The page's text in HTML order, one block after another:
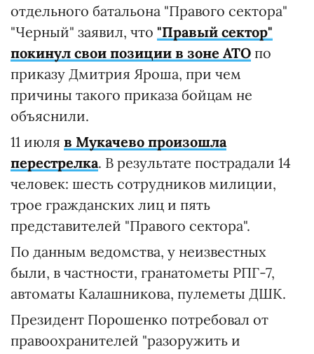
отдельного батальона "Правого сектора"
"Черный" заявил, что "Правый сектор"
покинул свои позиции в зоне АТО по
приказу Дмитрия Яроша, при чем
причины такого приказа бойцам не
объяснили.
11 июля в Мукачево произошла
перестрелка. В результате пострадали 14
человек: шесть сотрудников милиции,
трое гражданских лиц и пять
представителей "Правого сектора".
По данным ведомства, у неизвестных
были, в частности, гранатометы РПГ-​7,
автоматы Калашникова, пулеметы ДШК.
Президент Порошенко потребовал от
правоохранителей "разоружить и